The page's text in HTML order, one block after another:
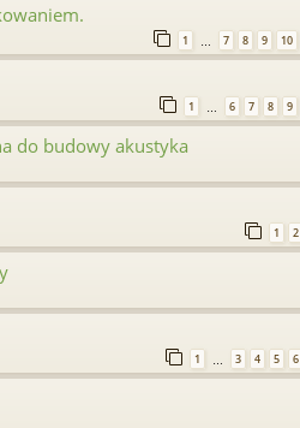
1 … 7 8 9 10
1 6 7 8 9
do budowy akustyka
1 2
1 … 3 4 5 6